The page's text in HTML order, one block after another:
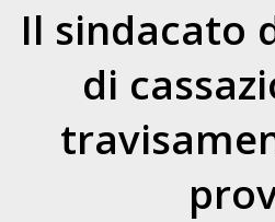
Il sindacato
di